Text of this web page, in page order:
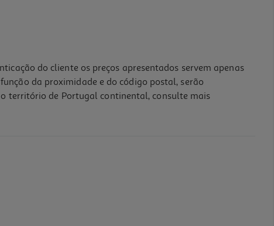
do cliente os preços apresentados servem apenas
da proximidade e do código postal, serão
território de Portugal continental, consulte mais